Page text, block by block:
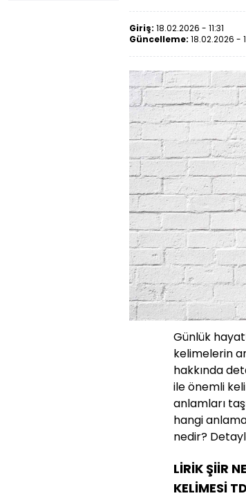
Giriş: 18.02.2026 - 11:31
Güncelleme: 18.02.2026 -
Günlük
kelimelerin
hakkında
ile önemli
anlamları
hangi
nedir?
LİRİK ŞİİR
KELİMESİ